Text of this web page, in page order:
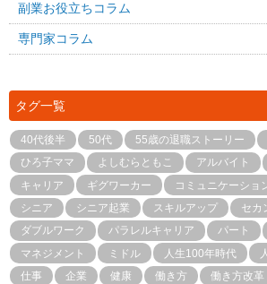
副業お役立ちコラム
専門家コラム
タグ一覧
40代後半 50代 55歳の退職ストーリー
ひろ子ママ
よしむらともこ アルバイト
キャリア
ギグワーカー コミュニケーショ
シニア
シニア起業 スキルアップ
セカ
ダブルワーク
パラレルキャリア パート
マネジメント
ミドル 人生100年時代
仕事
企業 健康 働き方 働き方改革